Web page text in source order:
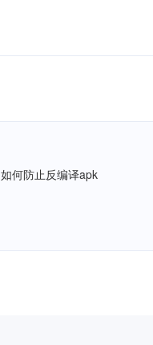
如何防止反编译apk